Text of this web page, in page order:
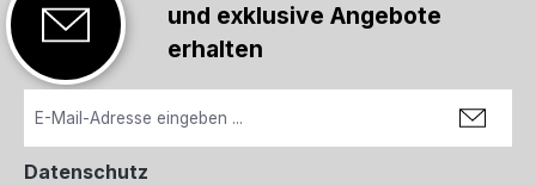
und exklusive Angebote
erhalten
Datenschutz